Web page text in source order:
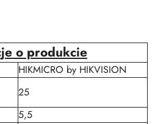
o produkcie
HIKMICRO by HIKVISION
25
5,5